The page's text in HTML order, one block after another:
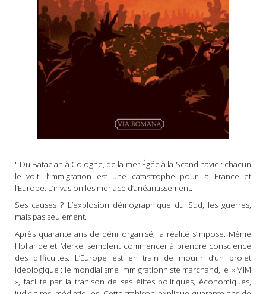
" Du Bataclan à Cologne, de la mer Égée à la Scandinavie : chacun
le voit, l’immigration est une catastrophe pour la France et
l’Europe. L’invasion les menace d’anéantissement.
Ses causes ? L’explosion démographique du Sud, les guerres,
mais pas seulement.
Après quarante ans de déni organisé, la réalité s’impose. Même
Hollande et Merkel semblent commencer à prendre conscience
des difficultés. L’Europe est en train de mourir d’un projet
idéologique : le mondialisme immigrationniste marchand, le « MIM
», facilité par la trahison de ses élites politiques, économiques,